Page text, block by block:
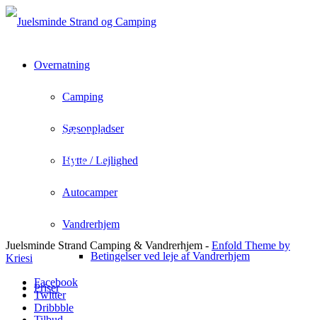
Overnatning
Camping
Sæsonpladser
Hytte / Lejlighed
Autocamper
Vandrerhjem
Betingelser ved leje af Vandrerhjem
Priser
Rousthøjs Allè 1
Juelsminde 7130
+45 75 69 32 10
Juelsminde Strand Camping & Vandrerhjem - Enfold Theme by
Kriesi
Facebook
Twitter
Dribbble